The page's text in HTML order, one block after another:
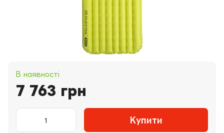
В наявності
7 763 грн
Купити